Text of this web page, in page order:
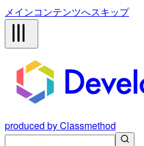
メインコンテンツへスキップ
produced by Classmethod